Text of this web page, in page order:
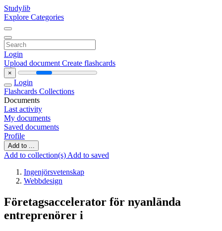
Studylib
Explore Categories
Login
Upload document Create flashcards
×
Login
Flashcards Collections
Documents
Last activity
My documents
Saved documents
Profile
Add to ...
Add to collection(s) Add to saved
Ingenjörsvetenskap
Webbdesign
Företagsaccelerator för nyanlända
entreprenörer i